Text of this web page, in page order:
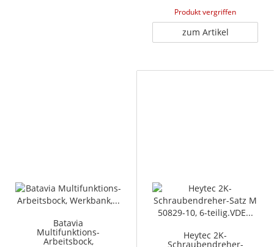
Produkt vergriffen
zum Artikel
Batavia
Multifunktions-
Arbeitsbock,
Heytec 2K-
Schraubendreher-